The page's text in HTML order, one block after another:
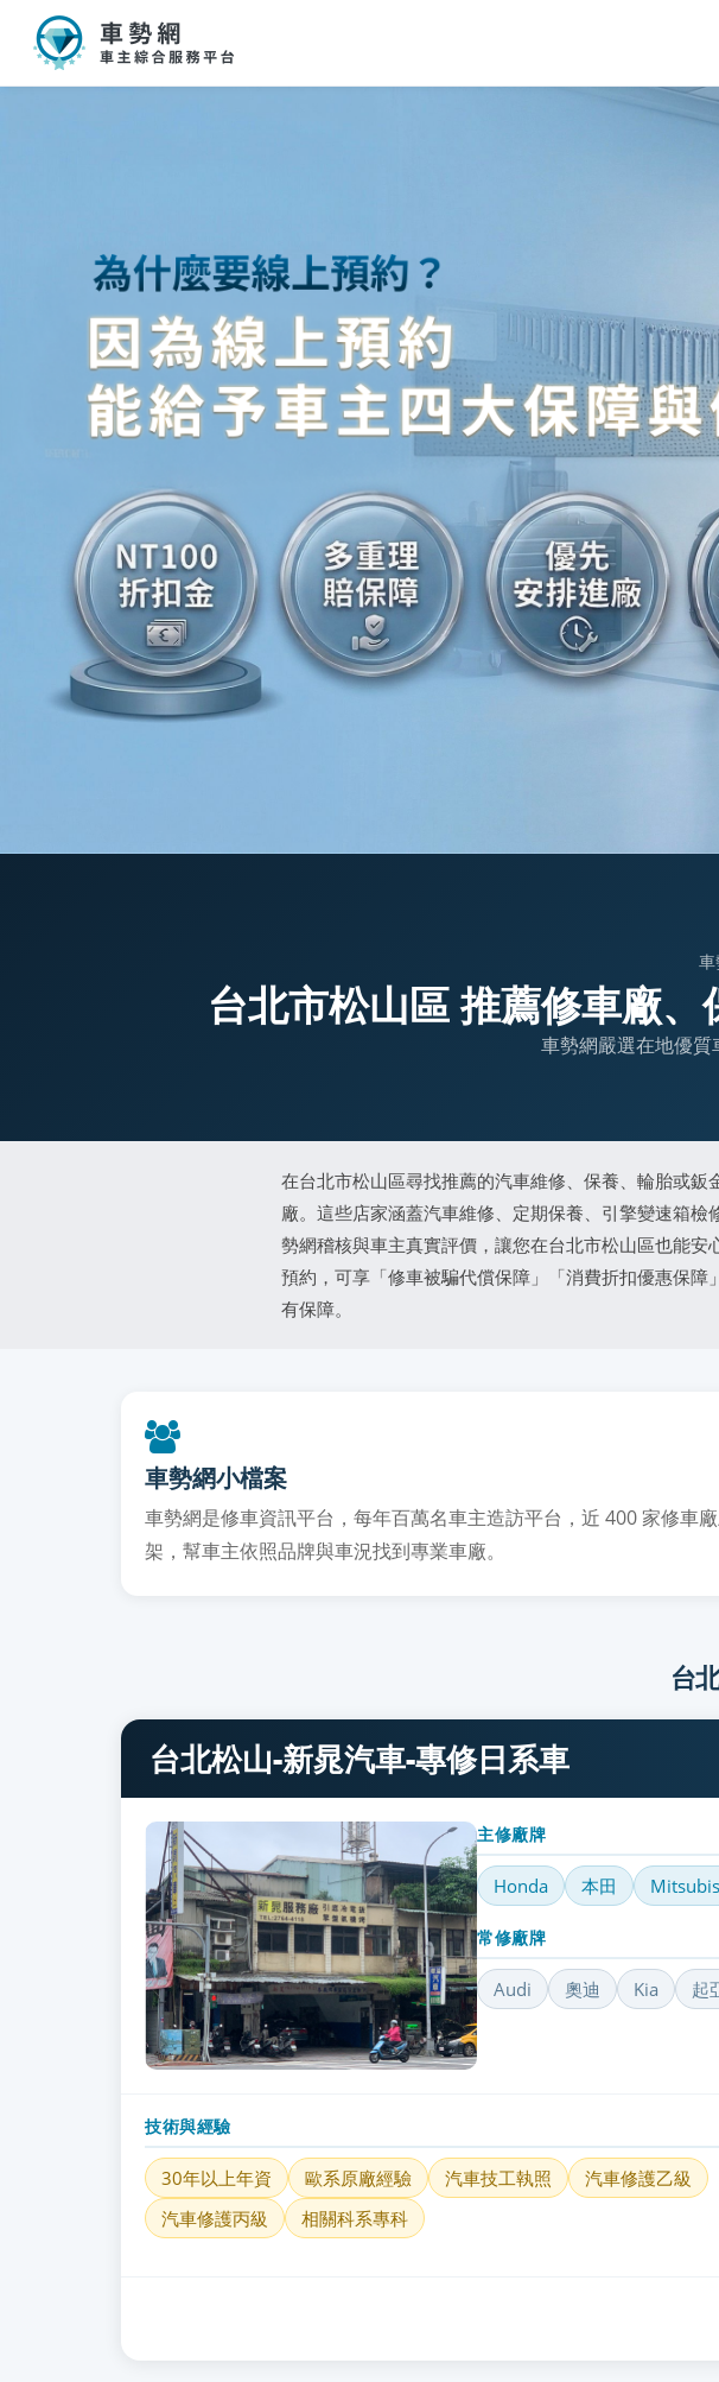
台北市松山區 推薦修車廠
車勢網嚴選在地優
在台北市松山區尋找推薦的汽車維修、保養、輪胎或
廠。這些店家涵蓋汽車維修、定期保養、引擎變速箱
勢網稽核與車主真實評價，讓您在台北市松山區也能
預約，可享「修車被騙代償保障」「消費折扣優惠保
有保障。
車勢網小檔案
車勢網是修車資訊平台，每年百萬名車主造訪平台，近 400 家修車
架，幫車主依照品牌與車況找到專業車廠。
台
台北松山-新晁汽車-專修日系車
主修廠牌
Honda 本田
常修廠牌
Audi 奧迪 Kia 起
技術與經驗
30年以上年資 歐系原廠經驗 汽車技工執照
汽車修護乙級
汽車修護丙級
相關科系專科